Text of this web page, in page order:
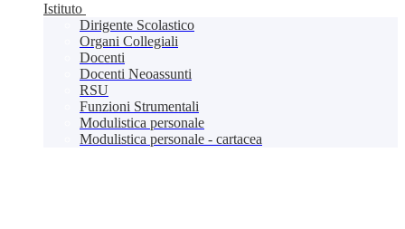
Istituto
Dirigente Scolastico
Organi Collegiali
Docenti
Docenti Neoassunti
RSU
Funzioni Strumentali
Modulistica personale
Modulistica personale - cartacea